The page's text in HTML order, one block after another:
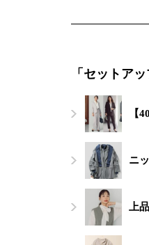
「セットア
【
ニ
上